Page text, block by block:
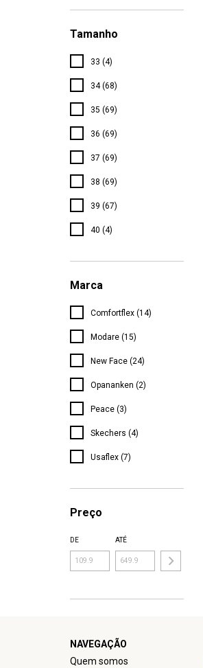
Tamanho
33 (4)
34 (68)
35 (69)
36 (69)
37 (69)
38 (69)
39 (67)
40 (4)
Marca
Comfortflex (14)
Modare (15)
New Face (24)
Opananken (2)
Peace (3)
Skechers (4)
Usaflex (7)
Preço
DE ATÉ
NAVEGAÇÃO
Quem somos